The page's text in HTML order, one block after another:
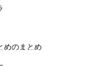
めのまとめ